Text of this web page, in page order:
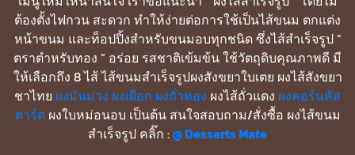
ต้องตั้งไฟกวน สะดวก ทำให้ง่ายต่อการใช้เป็นไส้ขนม ตกแต่ง
หน้าขนม และท็อปปิ้งสำหรับขนมอบทุกชนิด ซึ่งไส้สำเร็จรูป ”
ตราตำหรับทอง ” อร่อย รสชาติเข้มข้น ใช้วัตถุดิบคุณภาพดี มี
ให้เลือกถึง 8 ไส้ ไส้ขนมสำเร็จรูปผงสังขยาใบเตย ผงไส้สังขยา
ชาไทย ผงมันม่วง ผงเผือก ผงถั่วทอง ผงไส้ถั่วแดง ผงคอร์นคัส
ตาร์ดผงใบหม่อนอบ เป็นต้น สนใจสอบถาม/สั่งซื้อ ผงไส้ขนม
สำเร็จรูป คลิ๊ก :@ Desserts Mate